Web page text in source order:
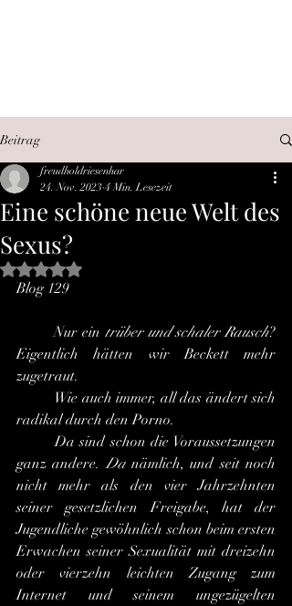
Beitrag
Eine schöne neue Welt des
Sexus?
freudholdriesenhar
24. Nov. 2023 4 Min. Lesezeit
Mit NaN von 5 Sternen bewertet.
Blog 129
Nur ein trüber und schaler Rausch?
Eigentlich hätten wir Beckett mehr
zugetraut.
radikal durch den Porno.
	Da sind schon die Voraussetzungen
ganz andere. Da nämlich, und seit noch
nicht mehr als den vier Jahrzehnten
seiner gesetzlichen Freigabe, hat der
Jugendliche gewöhnlich schon beim ersten
Erwachen seiner Sexualität mit dreizehn
oder vierzehn leichten Zugang zum
Internet und seinem ungezügelten